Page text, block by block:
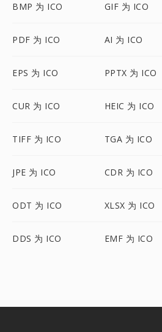
BMP 为 ICO GIF 为 ICO
PDF 为 ICO AI 为 ICO
EPS 为 ICO PPTX 为 ICO
CUR 为 ICO HEIC 为 ICO
TIFF 为 ICO TGA 为 ICO
JPE 为 ICO CDR 为 ICO
ODT 为 ICO XLSX 为 ICO
DDS 为 ICO EMF 为 ICO